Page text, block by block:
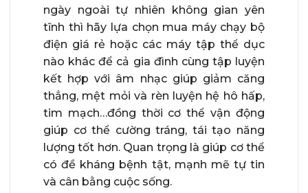
ngày ngoài tự nhiên không gian yên
tĩnh thì hãy lựa chọn mua máy chạy bộ
điện giá rẻ hoặc các máy tập thể dục
nào khác để cả gia đình cùng tập luyện
kết hợp với âm nhạc giúp giảm căng
thẳng, mệt mỏi và rèn luyện hệ hô hấp,
tim mạch…đồng thời cơ thể vận động
giúp cơ thể cường tráng, tái tạo năng
lượng tốt hơn. Quan trọng là giúp cơ thể
có đề kháng bệnh tật, mạnh mẽ tự tin
và cân bằng cuộc sống.